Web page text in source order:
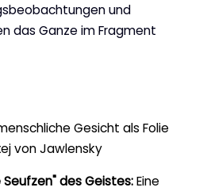
und
das Ganze im Fragment
Gesicht als Folie
von Jawlensky
des Geistes:Eine